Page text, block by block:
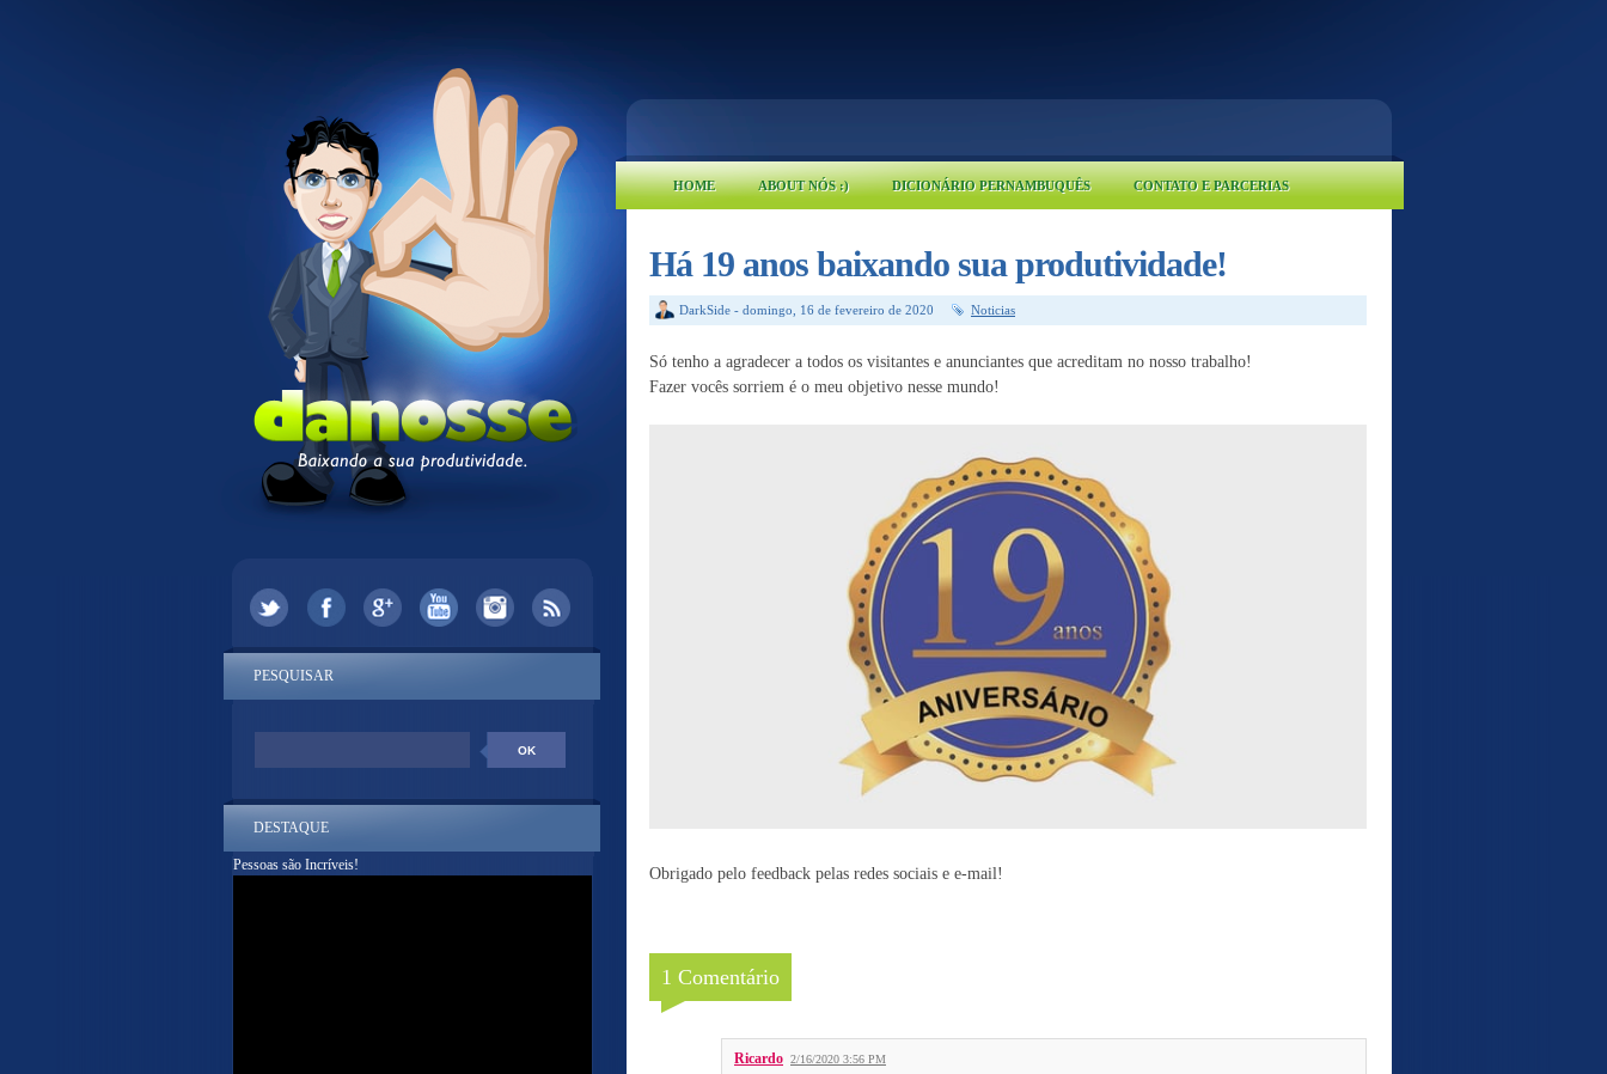
HOME ABOUT NÓS :) DICIONÁRIO PERNAMBUQUÊS CONTATO E PARCERIAS
Há 19 anos baixando sua produtividade!
DarkSide - domingo, 16 de fevereiro de 2020 Noticias
Só tenho a agradecer a todos os visitantes e anunciantes que acreditam no nosso trabalho!
Fazer vocês sorriem é o meu objetivo nesse mundo!
Obrigado pelo feedback pelas redes sociais e e-mail!
1 Comentário
Ricardo 2/16/2020 3:56 PM
PESQUISAR
DESTAQUE
Pessoas são Incríveis!